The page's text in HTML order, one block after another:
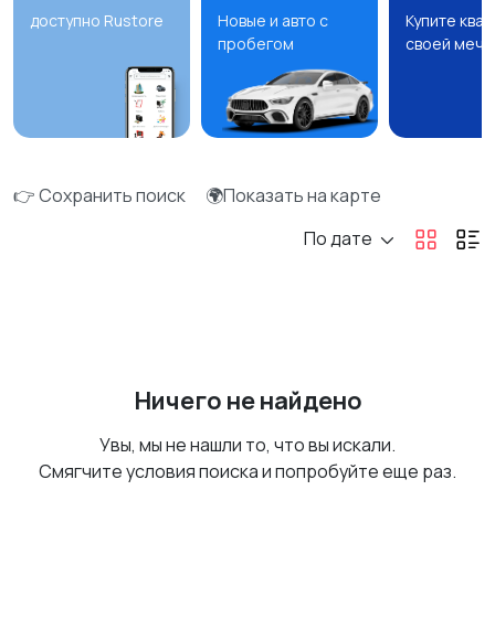
доступно Rustore
Новые и авто с
пробегом
Купите
своей
👉 Сохранить поиск
🌍Показать на карте
По дате
Ничего не найдено
Увы, мы не нашли то, что вы искали.
Смягчите условия поиска и попробуйте еще раз.